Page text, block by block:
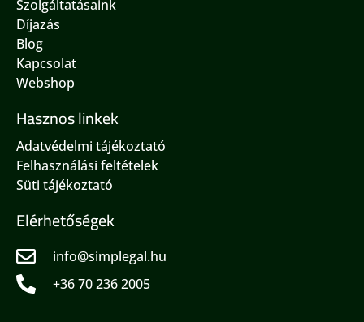
Elérhetőségek
info@simplegal.hu
+36 70 236 2005
Szolgáltatásaink
Díjazás
Blog
Kapcsolat
Webshop
Hasznos linkek
Adatvédelmi tájékoztató
Felhasználási feltételek
Süti tájékoztató